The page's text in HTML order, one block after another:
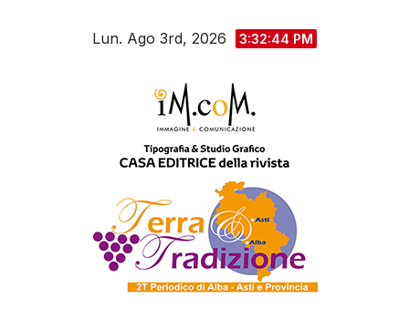
Lun. Ago 3rd, 2026 3:32:46 PM